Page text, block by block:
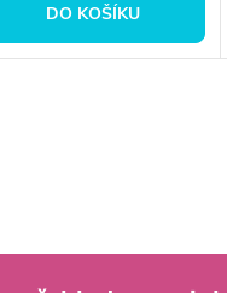
DO KOŠÍKU